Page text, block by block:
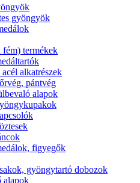
gyöngyök
fém) termékek
alkatrészek
pántvég
alapok
figyegők
gyöngytartó dobozok
alapok